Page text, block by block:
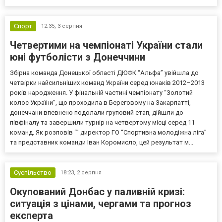
Спорт 12:35, 3 серпня
Четвертими на чемпіонаті України стали
юні футболісти з Донеччини
Збірна команда Донецької області ДЮФК “Альфа” увійшла до
четвірки найсильніших команд України серед юнаків 2012–2013
років народження. У фінальній частині чемпіонату “Золотий
колос України”, що проходила в Береговому на Закарпатті,
донеччани впевнено подолали груповий етап, дійшли до
півфіналу та завершили турнір на четвертому місці серед 11
команд. Як розповів “” директор ГО “Спортивна молодіжна ліга”
та представник команди Іван Коромисло, цей результат м...
Суспільство 18:23, 2 серпня
Окупований Донбас у паливній кризі:
ситуація з цінами, чергами та прогноз
експерта